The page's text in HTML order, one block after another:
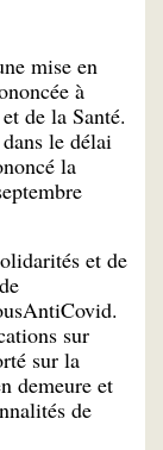
mise en
à
de la Santé.
le délai
la
et de
sur
sur la
demeure et
de